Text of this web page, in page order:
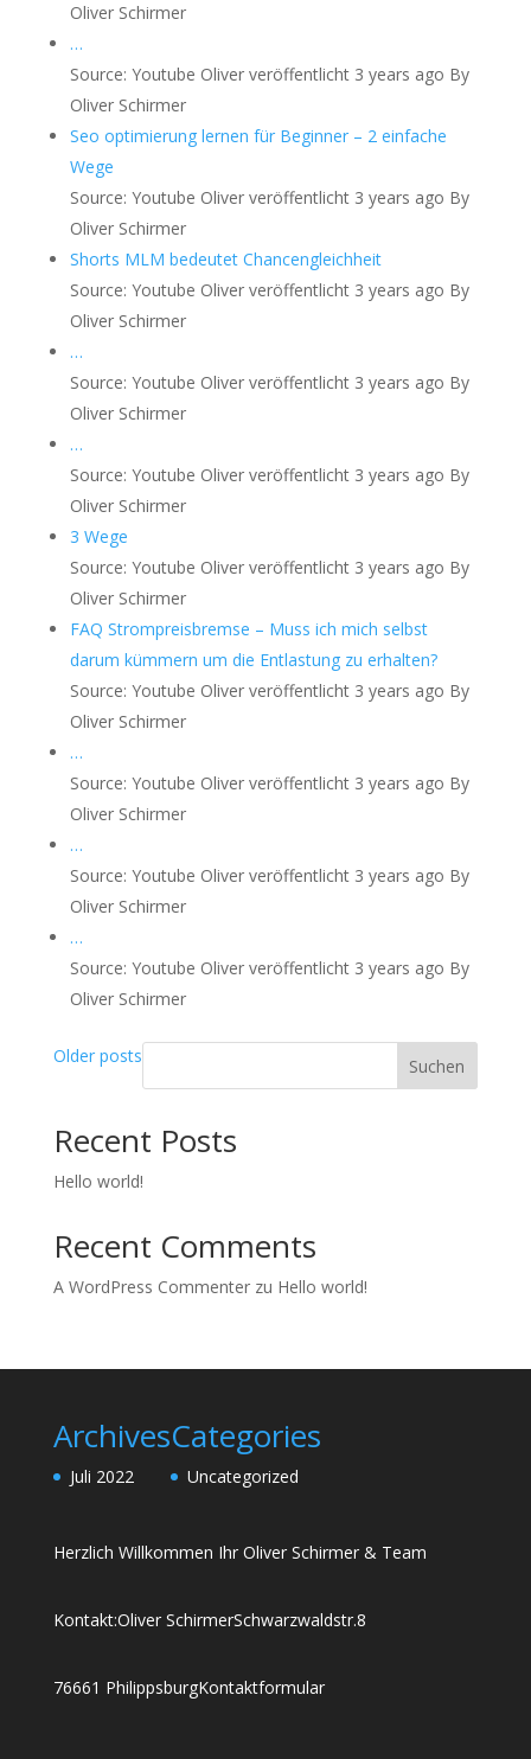
Oliver Schirmer
…
Source: Youtube Oliver veröffentlicht 3 years ago By
Oliver Schirmer
Seo optimierung lernen für Beginner – 2 einfache
Wege
Source: Youtube Oliver veröffentlicht 3 years ago By
Oliver Schirmer
Shorts MLM bedeutet Chancengleichheit
Source: Youtube Oliver veröffentlicht 3 years ago By
Oliver Schirmer
…
Source: Youtube Oliver veröffentlicht 3 years ago By
Oliver Schirmer
…
Source: Youtube Oliver veröffentlicht 3 years ago By
Oliver Schirmer
3 Wege
Source: Youtube Oliver veröffentlicht 3 years ago By
Oliver Schirmer
FAQ Strompreisbremse – Muss ich mich selbst
darum kümmern um die Entlastung zu erhalten?
Source: Youtube Oliver veröffentlicht 3 years ago By
Oliver Schirmer
…
Source: Youtube Oliver veröffentlicht 3 years ago By
Oliver Schirmer
…
Source: Youtube Oliver veröffentlicht 3 years ago By
Oliver Schirmer
…
Source: Youtube Oliver veröffentlicht 3 years ago By
Oliver Schirmer
Older posts Suchen
Recent Posts
Hello world!
Recent Comments
A WordPress Commenterzu Hello world!
Archives
Juli 2022
Categories
Uncategorized
Herzlich Willkommen Ihr Oliver Schirmer & Team
Kontakt:Oliver SchirmerSchwarzwaldstr.8
76661 PhilippsburgKontaktformular